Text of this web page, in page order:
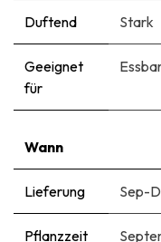
Duftend Stark
Geeignet
für
Wann
Lieferung Sep-
Pflanzzeit